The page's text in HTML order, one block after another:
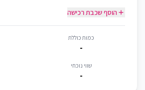
הוסף שכבת רכישה
כמות כוללת
-
שווי נוכחי
-